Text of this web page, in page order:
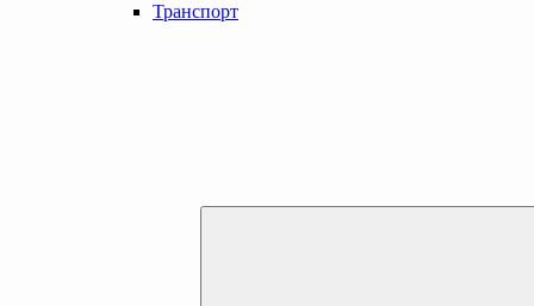
Транспорт